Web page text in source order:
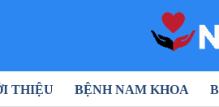
THIỆU BỆNH NAM KHOA